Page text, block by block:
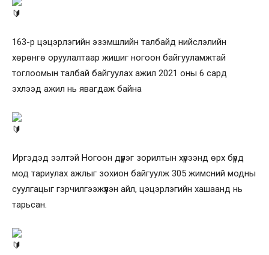
163-р цэцэрлэгийн эзэмшлийн талбайд нийслэлийн
хөрөнгө оруулалтаар жишиг ногоон байгууламжтай
тоглоомын талбай байгуулах ажил 2021 оны 6 сард
эхлээд ажил нь явагдаж байна
Иргэдэд ээлтэй Ногоон дүүрэг зорилтын хүрээнд өрх бүрд
мод тариулах ажлыг зохион байгуулж 305 жимсний модны
суулгацыг гэрчилгээжүүлэн айл, цэцэрлэгийн хашаанд нь
тарьсан.